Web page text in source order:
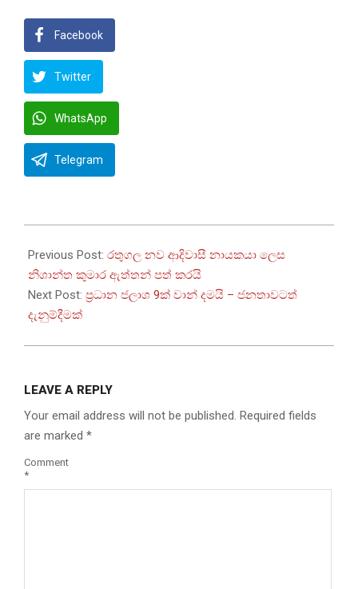
Facebook
Twitter
WhatsApp
Telegram
05-
10
Previous Post: රතුගල නව ආදිවාසී නායකයා ලෙස
නිශාන්ත කුමාර ඇත්තන් පත් කරයි
Next Post: ප්‍රධාන ජලාශ 9ක් වාන් දමයි – ජනතාවටත්
දැනුම්දීමක්
LEAVE A REPLY
Your email address will not be published. Required fields
are marked *
Comment
*